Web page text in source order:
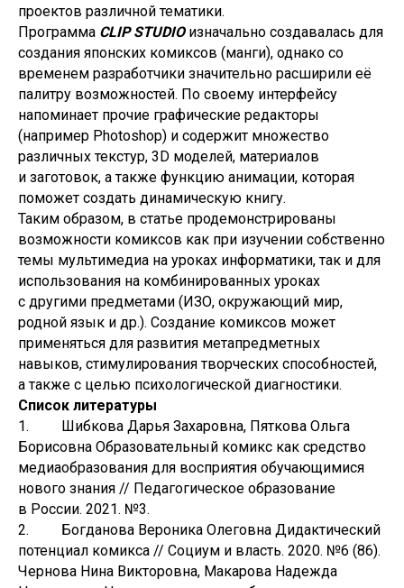
проектов различной тематики.
Программа CLIP STUDIOизначально создавалась для
создания японских комиксов (манги), однако со
временем разработчики значительно расширили её
палитру возможностей. По своему интерфейсу
напоминает прочие графические редакторы
(например Photoshop) и содержит множество
различных текстур, 3D моделей, материалов
и заготовок, а также функцию анимации, которая
поможет создать динамическую книгу.
Таким образом, в статье продемонстрированы
возможности комиксов как при изучении собственно
темы мультимедиа на уроках информатики, так и для
использования на комбинированных уроках
с другими предметами (ИЗО, окружающий мир,
родной язык и др.). Создание комиксов может
применяться для развития метапредметных
навыков, стимулирования творческих способностей,
а также с целью психологической диагностики.
Список литературы
1. Шибкова Дарья Захаровна, Пяткова Ольга
Борисовна Образовательный комикс как средство
медиаобразования для восприятия обучающимися
нового знания // Педагогическое образование
в России. 2021. №3.
2. Богданова Вероника Олеговна Дидактический
потенциал комикса // Социум и власть. 2020. №6 (86).
Чернова Нина Викторовна, Макарова Надежда